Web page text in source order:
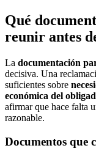
Qué
reunir antes
La documentación
decisiva. Una
suficientes sobre
económica del
afirmar que hace falta
razonable.
Documentos que